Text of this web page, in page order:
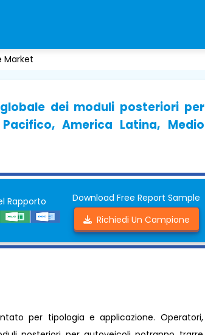
Market
dei moduli posteriori per
America Latina, Medio
Rapporto
Download Free Report Sample
Richiedi Un Campione
per tipologia e applicazione. Operatori,